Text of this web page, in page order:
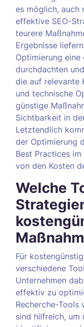
es möglich, auch
effektive SEO-
teurere
Ergebnisse
Optimierung eine
durchdachten
die auf relevante
und technische
günstige
Sichtbarkeit in
Letztendlich
der Optimierung
Best Practices
von den Kosten
Welche
Für
verschiedene
Unternehmen
effektiv zu
Recherche-Tools
sind hilfreich, um